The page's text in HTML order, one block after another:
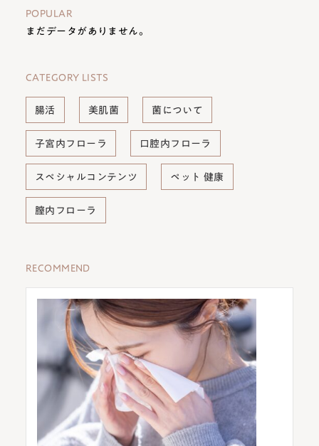
POPULAR
まだデータがありません。
CATEGORY LISTS
腸活 美肌菌 菌について
子宮内フローラ 口腔内フローラ
スペシャルコンテンツ ペット 健康
膣内フローラ
RECOMMEND